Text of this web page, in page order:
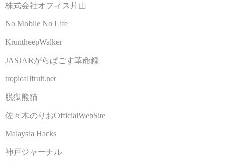
株式会社オフィス片山
No Mobile No Life
KruntheepWalker
JASJARがらぱごす革命録
tropicallfruit.net
脱獄熊猫
佐々木のりおOfficialWebSite
Malaysia Hacks
神戸ジャーナル